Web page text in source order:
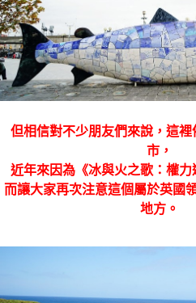
但相信對不少朋友們來說，這
市，
近年來因為《冰與火之歌：權
而讓大家再次注意這個屬於英國
地方。